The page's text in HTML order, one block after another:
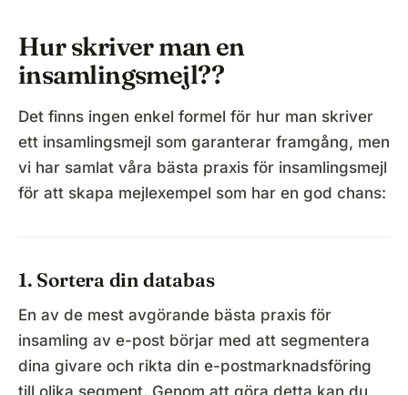
Hur skriver man en
insamlingsmejl??
Det finns ingen enkel formel för hur man skriver
ett insamlingsmejl som garanterar framgång, men
vi har samlat våra bästa praxis för insamlingsmejl
för att skapa mejlexempel som har en god chans:
1. Sortera din databas
En av de mest avgörande bästa praxis för
insamling av e-post börjar med att segmentera
dina givare och rikta din e-postmarknadsföring
till olika segment. Genom att göra detta kan du